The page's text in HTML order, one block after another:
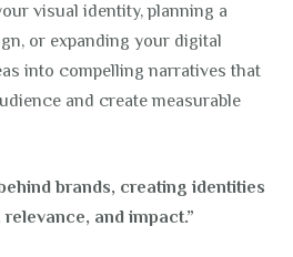
visual identity, planning a
or expanding your digital
into compelling narratives that
and create measurable
brands, creating identities
and impact.”